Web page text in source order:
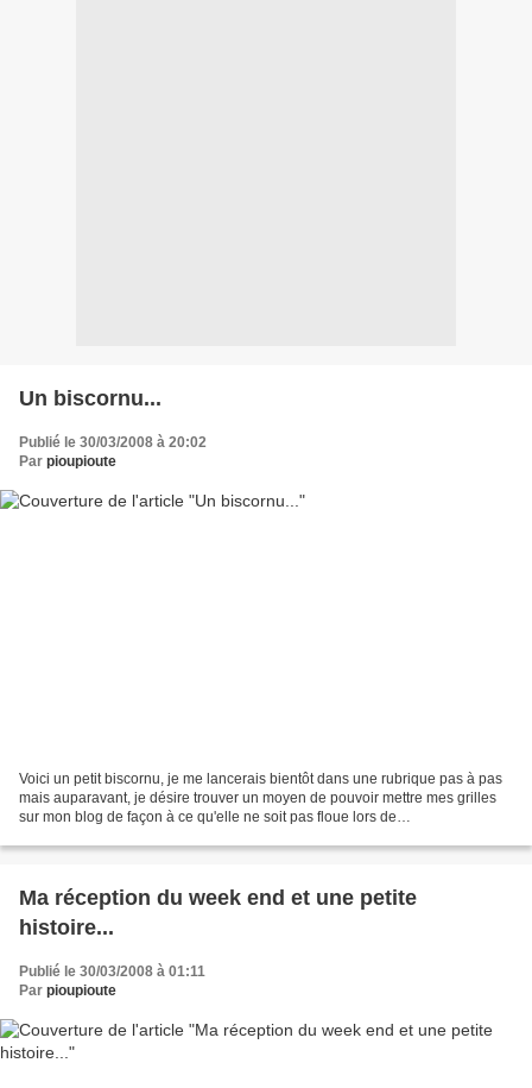
Un biscornu...
Publié le 30/03/2008 à 20:02
Par pioupioute
Voici un petit biscornu, je me lancerais bientôt dans une rubrique pas à pas
mais auparavant, je désire trouver un moyen de pouvoir mettre mes grilles
sur mon blog de façon à ce qu'elle ne soit pas floue lors de
Ma réception du week end et une petite
histoire...
Publié le 30/03/2008 à 01:11
Par pioupioute